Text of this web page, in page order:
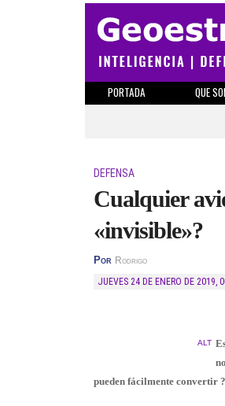
PORTADA QUE
DEFENSA
Cualquier
«invisible»?
Por Rodrigo
JUEVES 24 DE ENERO DE 2019,
ALT
pueden fácilmente convertir